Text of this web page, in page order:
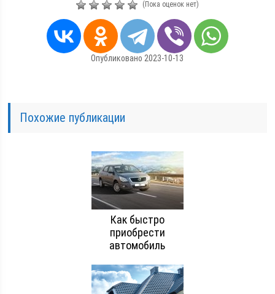
(Пока оценок нет)
Опубликовано 2023-10-13
Похожие публикации
Как быстро
приобрести
автомобиль